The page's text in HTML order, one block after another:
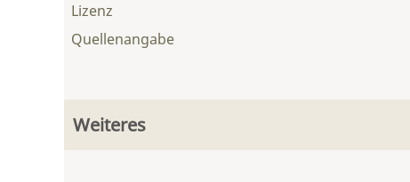
Lizenz
Quellenangabe
Weiteres